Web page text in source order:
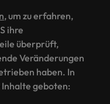
, um zu erfahren,
ihre
überprüft,
Veränderungen
haben. In
geboten: